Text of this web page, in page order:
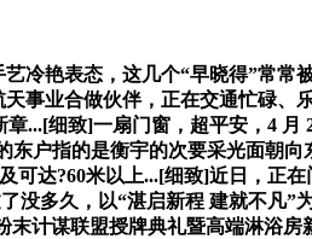
表态，这几个“早晓得”常常被
事业合做伙伴，正在交通忙碌
...[细致]一扇门窗，超平安，4
户指的是衡宇的次要采光面朝向
达?60米以上...[细致]近日，正
没多久，以“湛启新程 建就不凡
计谋联盟授牌典礼暨高端淋浴